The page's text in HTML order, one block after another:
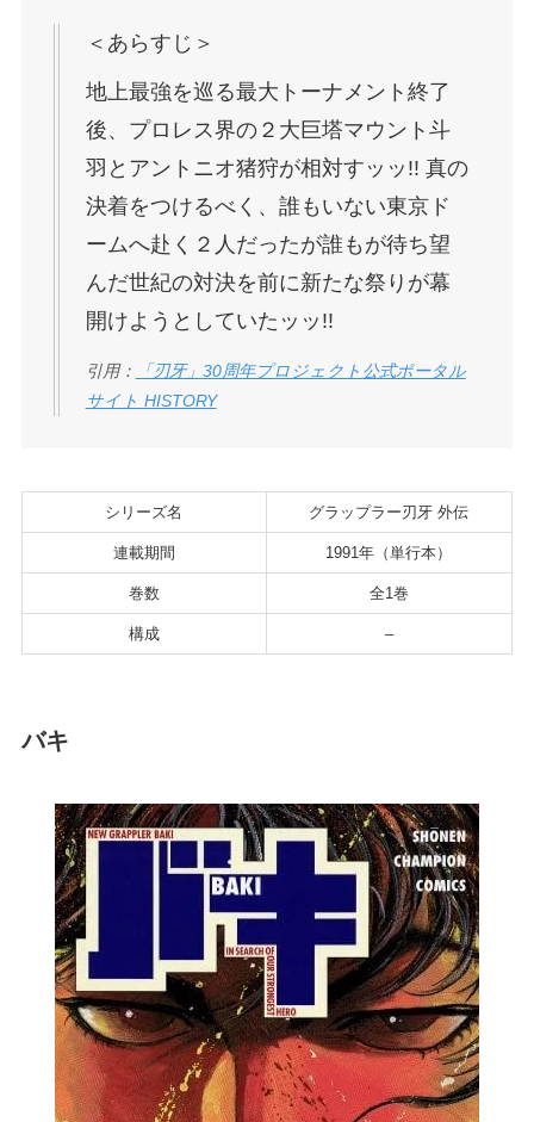
＜あらすじ＞
地上最強を巡る最大トーナメント終了
後、プロレス界の２大巨塔マウント斗
羽とアントニオ猪狩が相対すッッ!! 真の
決着をつけるべく、誰もいない東京ド
ームへ赴く２人だったが誰もが待ち望
んだ世紀の対決を前に新たな祭りが幕
開けようとしていたッッ!!
引用：
「刃牙」30周年プロジェクト公式ポータル
サイト HISTORY
シリーズ名 グラップラー刃牙 外伝
連載期間 1991年（単行本）
巻数 全1巻
構成 –
バキ